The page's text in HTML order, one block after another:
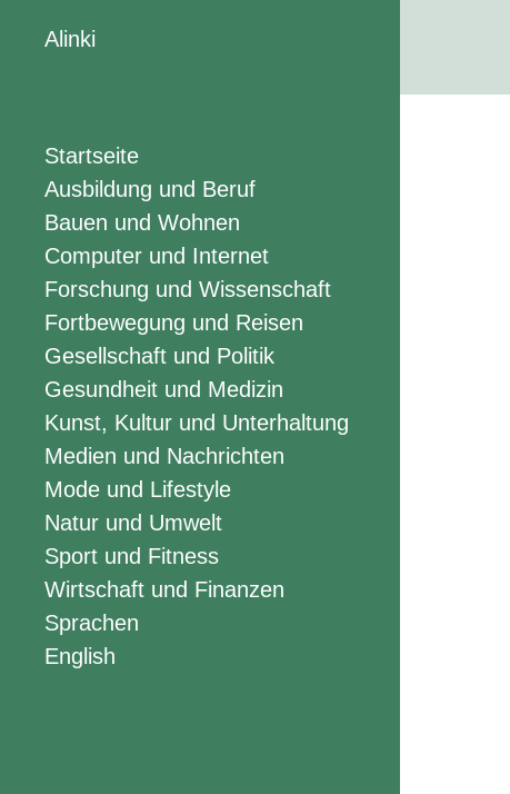
Alinki
Startseite
Ausbildung und Beruf
Bauen und Wohnen
Computer und Internet
Forschung und Wissenschaft
Fortbewegung und Reisen
Gesellschaft und Politik
Gesundheit und Medizin
Kunst, Kultur und Unterhaltung
Medien und Nachrichten
Mode und Lifestyle
Natur und Umwelt
Sport und Fitness
Wirtschaft und Finanzen
Sprachen
English